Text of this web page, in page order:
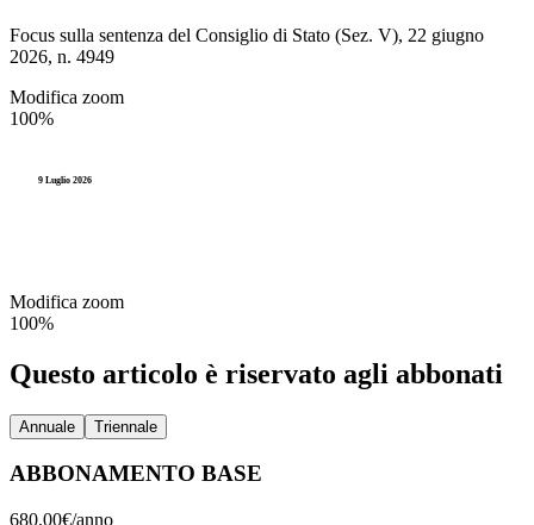
Focus sulla sentenza del Consiglio di Stato (Sez. V), 22 giugno
2026, n. 4949
Modifica zoom
100%
9 Luglio 2026
Modifica zoom
100%
Questo articolo è riservato agli abbonati
Annuale Triennale
ABBONAMENTO BASE
680,00€/anno